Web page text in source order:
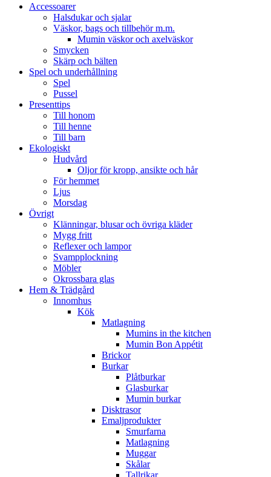
Accessoarer
Halsdukar och sjalar
Väskor, bags och tillbehör m.m.
Mumin väskor och axelväskor
Smycken
Skärp och bälten
Spel och underhållning
Spel
Pussel
Presenttips
Till honom
Till henne
Till barn
Ekologiskt
Hudvård
Oljor för kropp, ansikte och hår
För hemmet
Ljus
Morsdag
Övrigt
Klänningar, blusar och övriga kläder
Mygg fritt
Reflexer och lampor
Svampplockning
Möbler
Okrossbara glas
Hem & Trädgård
Innomhus
Kök
Matlagning
Mumins in the kitchen
Mumin Bon Appétit
Brickor
Burkar
Plåtburkar
Glasburkar
Mumin burkar
Disktrasor
Emaljprodukter
Smurfarna
Matlagning
Muggar
Skålar
Tallrikar